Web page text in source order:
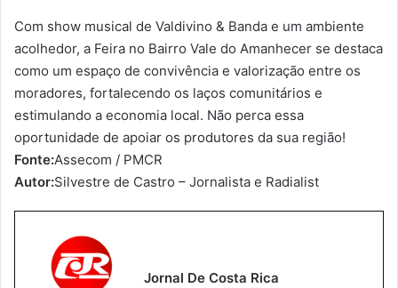
Com show musical de Valdivino & Banda e um ambiente
acolhedor, a Feira no Bairro Vale do Amanhecer se destaca
como um espaço de convivência e valorização entre os
moradores, fortalecendo os laços comunitários e
estimulando a economia local. Não perca essa
oportunidade de apoiar os produtores da sua região!
Fonte:Assecom / PMCR
Autor:Silvestre de Castro – Jornalista e Radialist
Jornal De Costa Rica